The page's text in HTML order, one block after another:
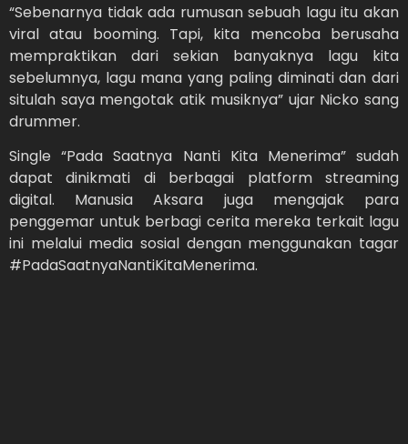
“Sebenarnya tidak ada rumusan sebuah lagu itu akan
viral atau booming. Tapi, kita mencoba berusaha
mempraktikan dari sekian banyaknya lagu kita
sebelumnya, lagu mana yang paling diminati dan dari
situlah saya mengotak atik musiknya” ujar Nicko sang
drummer.
Single “Pada Saatnya Nanti Kita Menerima” sudah
dapat dinikmati di berbagai platform streaming
digital. Manusia Aksara juga mengajak para
penggemar untuk berbagi cerita mereka terkait lagu
ini melalui media sosial dengan menggunakan tagar
#PadaSaatnyaNantiKitaMenerima.